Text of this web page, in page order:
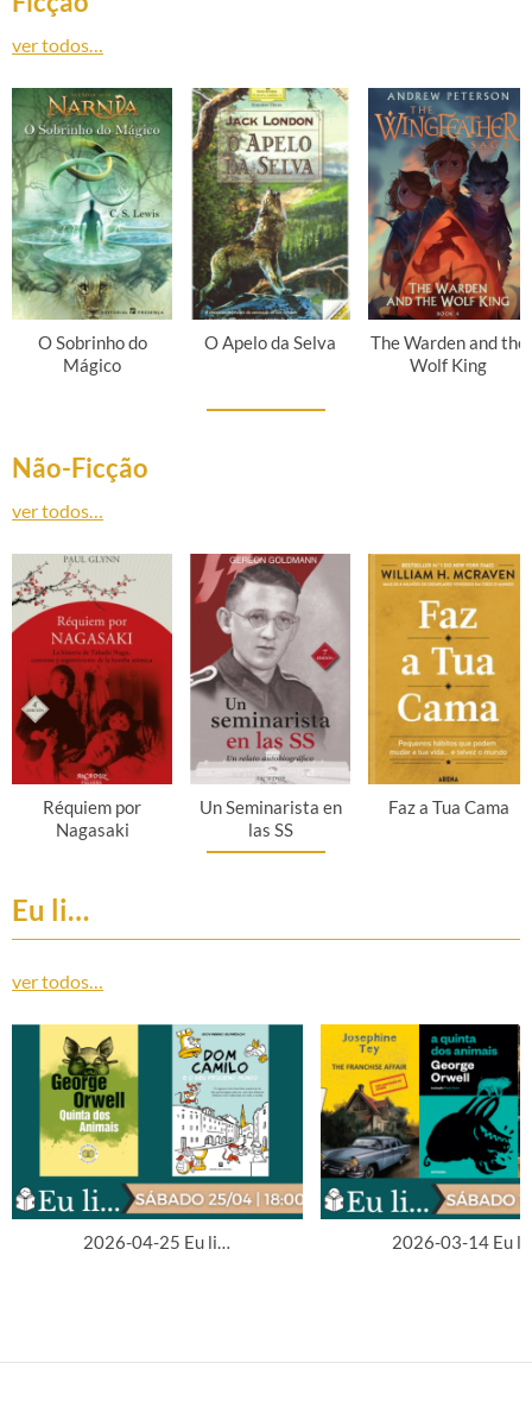
ver todos…
O Sobrinho do
Mágico
O Apelo da Selva
The Warden and the
Wolf King
Não-Ficção
ver todos…
Réquiem por
Nagasaki
Un Seminarista en
las SS
Faz a Tua Cama
Eu li…
ver todos…
2026-04-25 Eu li… 2026-03-14 Eu